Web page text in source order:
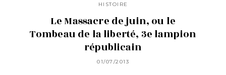
HISTOIRE
Le Massacre de juin, ou le
Tombeau de la liberté, 3e lampion
républicain
01/07/2013